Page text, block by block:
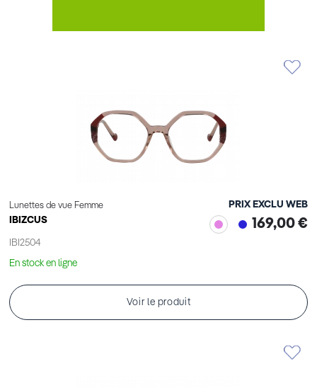
Lunettes de vue Femme
IBIZCUS
IBI2504
PRIX EXCLU WEB
169,00 €
En stock en ligne
Voir le produit